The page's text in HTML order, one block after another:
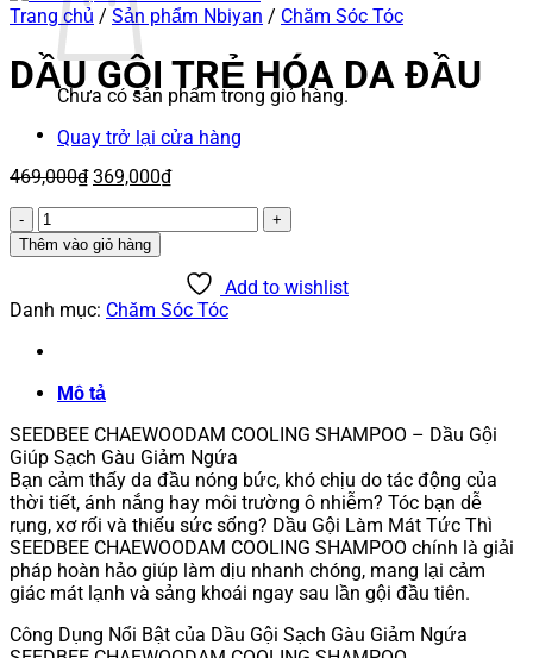
Chưa có sản phẩm trong giỏ hàng.
Quay trở lại cửa hàng
Trang chủ / Sản phẩm Nbiyan / Chăm Sóc Tóc
DẦU GỘI TRẺ HÓA DA ĐẦU
469,000₫ Giá
469,000₫.
369,000₫Giá
DẦU
GỘI
TRẺ
DA
số
Thêm vào giỏ hàng
Add to wishlist
Danh mục: Chăm Sóc Tóc
Mô tả
SEEDBEE CHAEWOODAM COOLING SHAMPOO – Dầu Gội
Giúp Sạch Gàu Giảm Ngứa
Bạn cảm thấy da đầu nóng bức, khó chịu do tác động của
thời tiết, ánh nắng hay môi trường ô nhiễm? Tóc bạn dễ
rụng, xơ rối và thiếu sức sống? Dầu Gội Làm Mát Tức Thì
SEEDBEE CHAEWOODAM COOLING SHAMPOO chính là giải
pháp hoàn hảo giúp làm dịu nhanh chóng, mang lại cảm
giác mát lạnh và sảng khoái ngay sau lần gội đầu tiên.
Công Dụng Nổi Bật của Dầu Gội Sạch Gàu Giảm Ngứa